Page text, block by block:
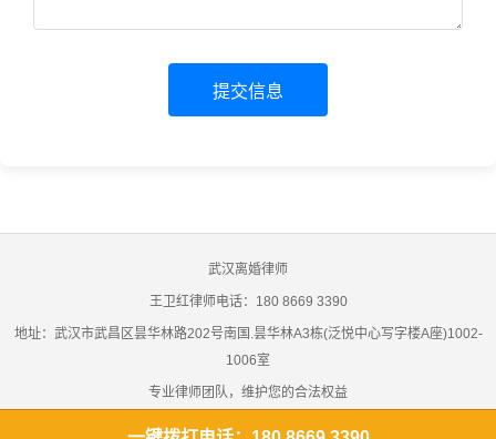
提交信息
武汉离婚律师
王卫红律师电话：180 8669 3390
地址：武汉市武昌区昙华林路202号南国.昙华林A3栋(泛悦中心写字楼A座)1002-
1006室
专业律师团队，维护您的合法权益
用我们的专业，为您提供优质的法律服务，为您的权益保驾护航